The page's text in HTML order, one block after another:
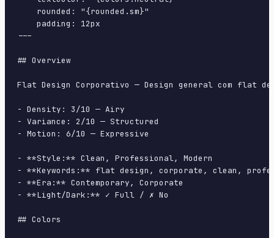
    rounded: "{rounded.sm}"
    padding: 12px
---
## Overview
Flat Design Corporativo — Design general com flat
- Density: 3/10 — Airy
- Variance: 2/10 — Structured
- Motion: 6/10 — Expressive
- **Style:** Clean, Professional, Modern
- **Keywords:** flat design, corporate, clean,
- **Era:** Contemporary, Corporate
- **Light/Dark:** ✓ Full / ✗ No
## Colors